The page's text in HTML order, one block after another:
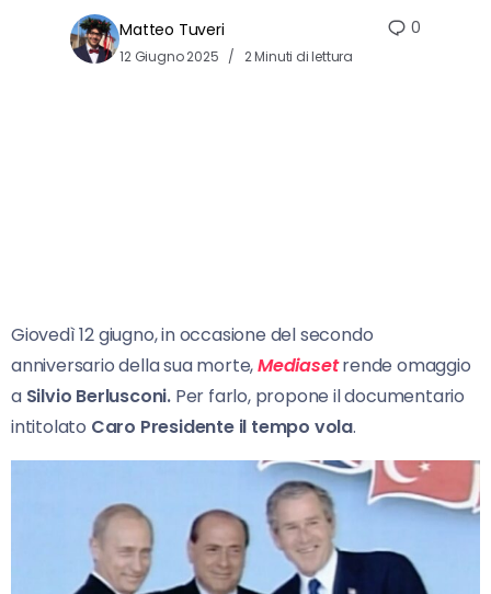
Matteo Tuveri
12 Giugno 2025 2 Minuti di lettura
0
Giovedì 12 giugno, in occasione del secondo
anniversario della sua morte,Mediasetrende omaggio
a Silvio Berlusconi. Per farlo, propone il documentario
intitolato Caro Presidente il tempo vola.